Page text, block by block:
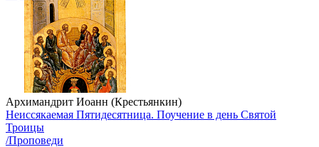
Архимандрит Иоанн (Крестьянкин)
Неиссякаемая Пятидесятница. Поучение в день Святой
Троицы
/Проповеди